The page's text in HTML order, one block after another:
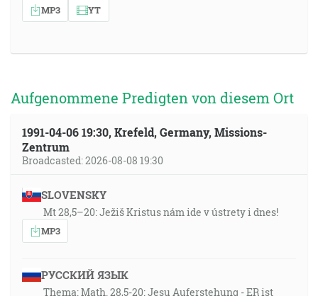
MP3 YT
Aufgenommene Predigten von diesem Ort
1991-04-06 19:30, Krefeld, Germany, Missions-
Zentrum
Broadcasted: 2026-08-08 19:30
SLOVENSKY
Mt 28,5–20: Ježiš Kristus nám ide v ústrety i dnes!
MP3
РУССКИЙ ЯЗЫК
Thema: Math. 28,5-20: Jesu Auferstehung - ER ist